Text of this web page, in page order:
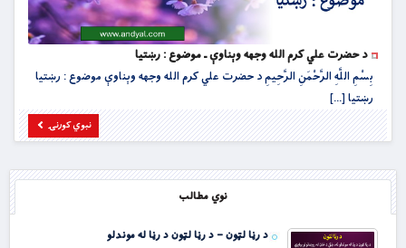
د حضرت علي کرم الله وجهه وېناوې ـ موضوع : رښتیا
بِسْمِ اللَّهِ الرَّحْمَنِ الرَّحِيمِ د حضرت علي کرم الله وجهه وېناوې موضوع : رښتیا
رښتیا [...]
نبوي کورنۍ
نوي مطالب
د رڼا لټون – د رڼا لټون د رڼا له موندلو